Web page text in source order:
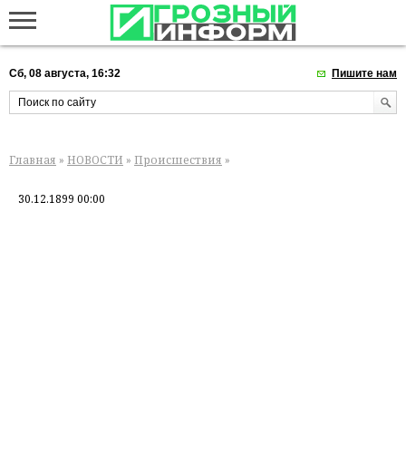
Сб, 08 августа, 16:32 Пишите нам
Главная » НОВОСТИ » Происшествия »
30.12.1899 00:00